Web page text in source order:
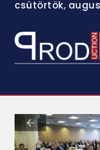
csütörtök,